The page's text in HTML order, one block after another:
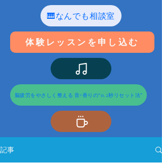
🎹なんでも相談室
体験レッスンを申し込む
脳疲労をやさしく整える 音×香りの“0.2秒リセット法”
記事